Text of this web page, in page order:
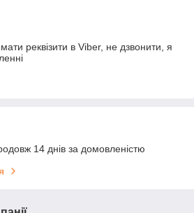
реквізити в Viber, не дзвонити, я
14 днів за домовленістю